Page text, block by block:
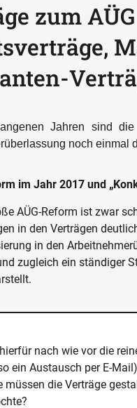
zum
Jahren sind
noch einmal
im Jahr 2017 und
AÜG-Reform ist zwar
in den Verträgen
in den
zugleich ein ständiger
nach wie vor die
ein Austausch per E-
müssen die Verträge